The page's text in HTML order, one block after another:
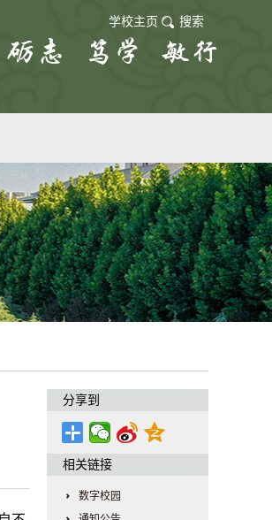
学校主页 搜索
分享到
相关链接
数字校园